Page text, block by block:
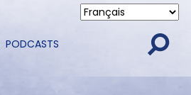
PODCASTS